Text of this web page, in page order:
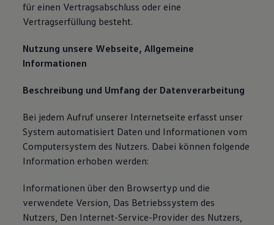
für einen Vertragsabschluss oder eine
Vertragserfüllung besteht.
Nutzung unsere Webseite, Allgemeine
Informationen
Beschreibung und Umfang der Datenverarbeitung
Bei jedem Aufruf unserer Internetseite erfasst unser
System automatisiert Daten und Informationen vom
Computersystem des Nutzers. Dabei können folgende
Information erhoben werden:
Informationen über den Browsertyp und die
verwendete Version, Das Betriebssystem des
Nutzers, Den Internet-Service-Provider des Nutzers,